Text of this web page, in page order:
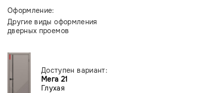
Оформление:
Другие виды оформления
дверных проемов
Доступен вариант:
Мега 21
Глухая